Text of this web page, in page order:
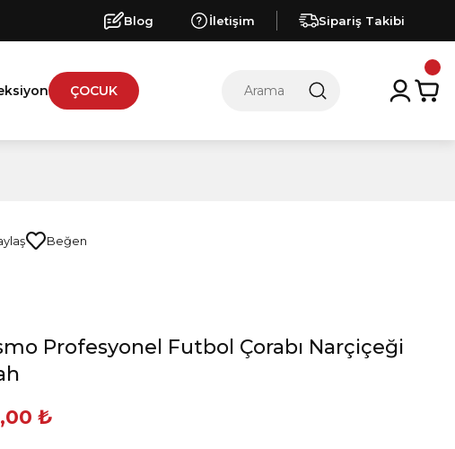
Blog İletişim Sipariş Takibi
ÇOCUK
Profesyonel Futbol Çorabı Narçiçeği
₺